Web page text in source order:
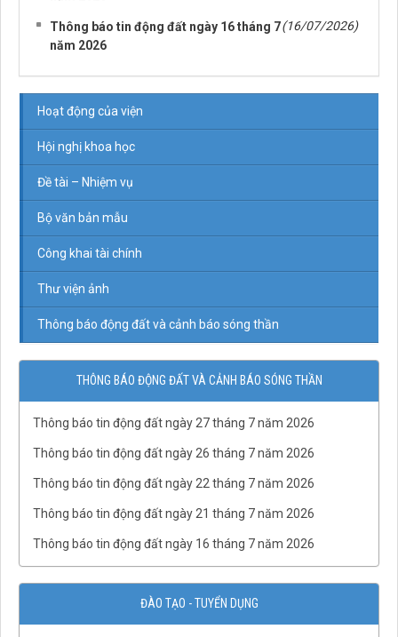
Thông báo tin động đất ngày 16 tháng 7
năm 2026
(16/07/2026)
Hoạt động của viện
Hội nghị khoa học
Đề tài – Nhiệm vụ
Bộ văn bản mẫu
Công khai tài chính
Thư viện ảnh
Thông báo động đất và cảnh báo sóng thần
THÔNG BÁO ĐỘNG ĐẤT VÀ CẢNH BÁO SÓNG THẦN
Thông báo tin động đất ngày 27 tháng 7 năm 2026
Thông báo tin động đất ngày 26 tháng 7 năm 2026
Thông báo tin động đất ngày 22 tháng 7 năm 2026
Thông báo tin động đất ngày 21 tháng 7 năm 2026
Thông báo tin động đất ngày 16 tháng 7 năm 2026
ĐÀO TẠO - TUYỂN DỤNG